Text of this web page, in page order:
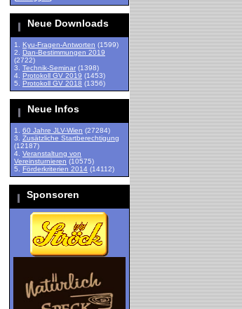
Neue Downloads
1. Kyu-Fragen-Antworten (1599)
2. Dan-Bestimmungen 2019
(2722)
3. Technik-Seminar (1398)
4. Protokoll GV 2019 (1453)
5. Protokoll GV 2018 (1356)
Neue Infos
1. 60 Jahre JLV-Wien (27284)
3. Zusätzliche Startberechtigung
(12187)
4. Veranstaltung von
Vereinsturnieren (10575)
5. Förderkriterien 2014 (14112)
Sponsoren